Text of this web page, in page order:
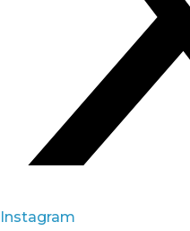
Instagram